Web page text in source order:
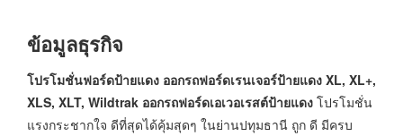
ข้อมูลธุรกิจ
โปรโมชั่นฟอร์ดป้ายแดง ออกรถฟอร์ดเรนเจอร์ป้ายแดง XL, XL+,
XLS, XLT, Wildtrak ออกรถฟอร์ดเอเวอเรสต์ป้ายแดง โปรโมชั่น
แรงกระชากใจ ดีที่สุดได้คุ้มสุดๆ ในย่านปทุมธานี ถูก ดี มีครบ